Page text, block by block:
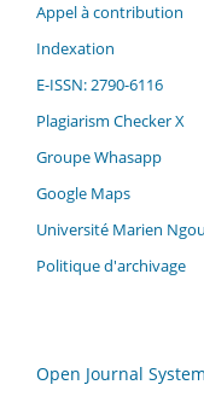
Appel à contribution
Indexation
E-ISSN: 2790-6116
Plagiarism Checker X
Groupe Whasapp
Google Maps
Université Marien
Politique d'archivage
Open Journal